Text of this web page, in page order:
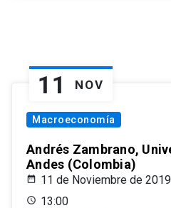
11 NOV
Macroeconomía
Andrés Zambrano,
Andes (Colombia)
11 de Noviembre de 2019
13:00